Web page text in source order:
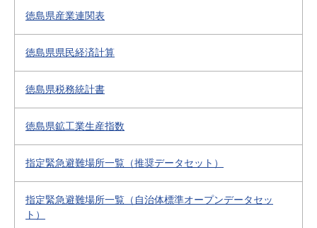
徳島県産業連関表
徳島県県民経済計算
徳島県税務統計書
徳島県鉱工業生産指数
指定緊急避難場所一覧（推奨データセット）
指定緊急避難場所一覧（自治体標準オープンデータセッ
ト）